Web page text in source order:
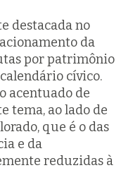
destacada no
da
por patrimônio
cívico.
acentuado de
tema, ao lado de
que é o das
e da
reduzidas à